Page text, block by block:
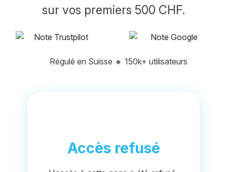
sur vos premiers 500 CHF.
Régulé en Suisse 🔸 150k+ utilisateurs